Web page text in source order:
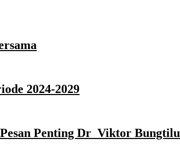
2024-2029
Penting Dr Viktor